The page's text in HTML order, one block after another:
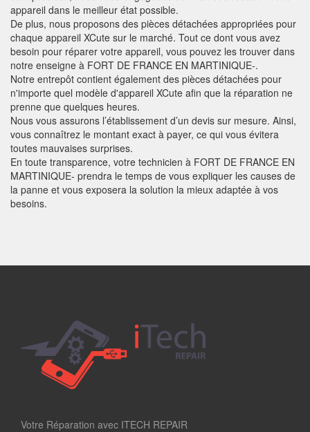
appareil dans le meilleur état possible.
De plus, nous proposons des pièces détachées appropriées pour
chaque appareil XCute sur le marché. Tout ce dont vous avez
besoin pour réparer votre appareil, vous pouvez les trouver dans
notre enseigne à FORT DE FRANCE EN MARTINIQUE-.
Notre entrepôt contient également des pièces détachées pour
n'importe quel modèle d'appareil XCute afin que la réparation ne
prenne que quelques heures.
Nous vous assurons l’établissement d’un devis sur mesure. Ainsi,
vous connaîtrez le montant exact à payer, ce qui vous évitera
toutes mauvaises surprises.
En toute transparence, votre technicien à FORT DE FRANCE EN
MARTINIQUE- prendra le temps de vous expliquer les causes de
la panne et vous exposera la solution la mieux adaptée à vos
besoins.
Votre Réparation avec ITECH REPAIR